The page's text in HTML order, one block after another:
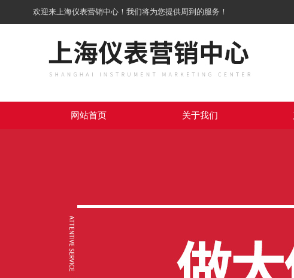
欢迎来上海仪表营销中心！我们将为您提供周到的服务！
网站首页 关于我们